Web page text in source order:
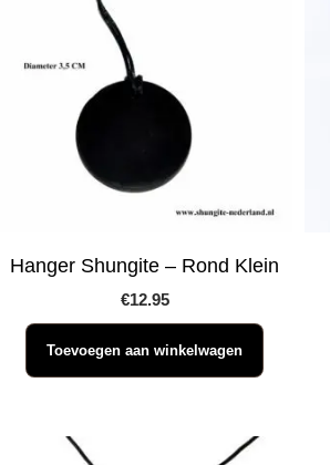
Hanger Shungite – Rond Klein
€12.95
Toevoegen aan winkelwagen